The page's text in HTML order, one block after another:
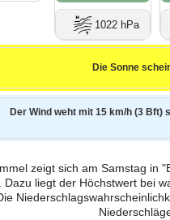
1022 hPa
Die Sonne
Der Wind weht mit 15 km/h (3 Bft)
zeigt sich am Samstag in
Dazu liegt der Höchstwert bei